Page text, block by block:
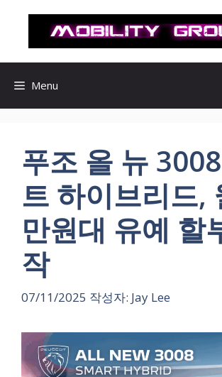
로
Menu
푸조 올 뉴
트 하이브리드,
만원대 유예 할
작
07/11/2025 작성자: Jay Lee